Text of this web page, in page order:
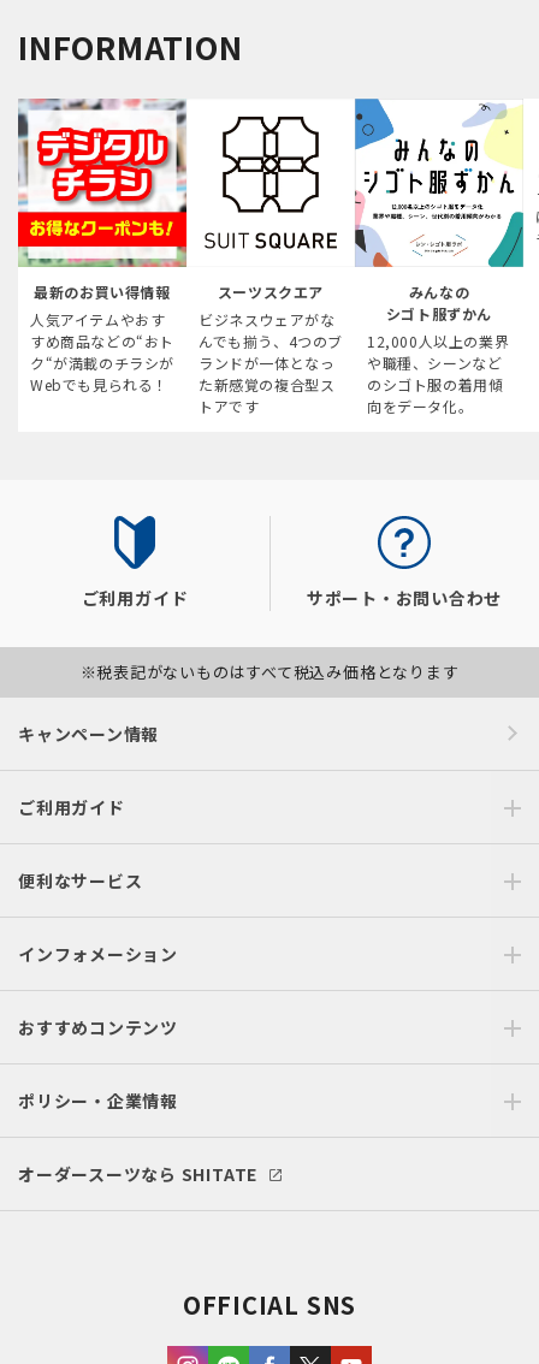
INFORMATION
最新のお買い得情報
人気アイテムやおす
すめ商品などの“おト
ク“が満載のチラシが
Webでも見られる！
スーツスクエア
ビジネスウェアがな
んでも揃う、4つのブ
ランドが一体となっ
た新感覚の複合型ス
トアです
みんなの
シゴト服ずかん
12,000人以上の業界
や職種、シーンなど
のシゴト服の着用傾
向をデータ化。
ご利用ガイド サポート・お問い合わせ
※税表記がないものはすべて税込み価格となります
キャンペーン情報
ご利用ガイド
便利なサービス
インフォメーション
おすすめコンテンツ
ポリシー・企業情報
オーダースーツなら SHITATE
OFFICIAL SNS